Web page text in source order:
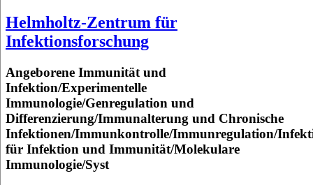
Helmholtz-Zentrum für
Infektionsforschung
Angeborene Immunität und
Infektion/Experimentelle
Immunologie/Genregulation und
Differenzierung/Immunalterung und Chronische
Infektionen/Immunkontrolle/Immunregulation/
für Infektion und Immunität/Molekulare
Immunologie/Syst